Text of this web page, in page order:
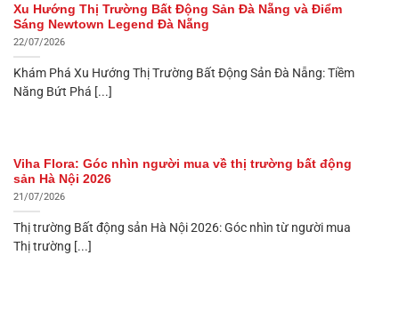
Xu Hướng Thị Trường Bất Động Sản Đà Nẵng và Điểm
Sáng Newtown Legend Đà Nẵng
22/07/2026
Khám Phá Xu Hướng Thị Trường Bất Động Sản Đà Nẵng: Tiềm
Năng Bứt Phá [...]
Viha Flora: Góc nhìn người mua về thị trường bất động
sản Hà Nội 2026
21/07/2026
Thị trường Bất động sản Hà Nội 2026: Góc nhìn từ người mua
Thị trường [...]